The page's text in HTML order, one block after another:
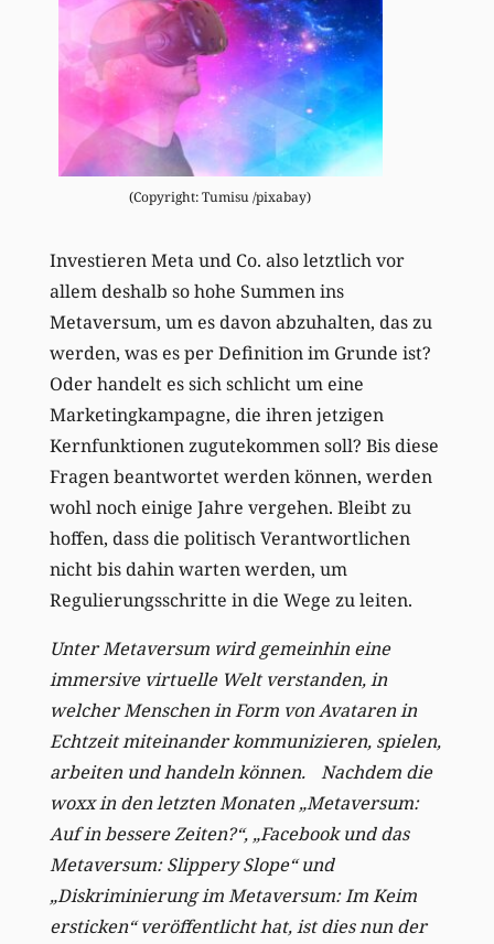
(Copyright: Tumisu /pixabay)
Investieren Meta und Co. also letztlich vor
allem deshalb so hohe Summen ins
Metaversum, um es davon abzuhalten, das zu
werden, was es per Definition im Grunde ist?
Oder handelt es sich schlicht um eine
Marketingkampagne, die ihren jetzigen
Kernfunktionen zugutekommen soll? Bis diese
Fragen beantwortet werden können, werden
wohl noch einige Jahre vergehen. Bleibt zu
hoffen, dass die politisch Verantwortlichen
nicht bis dahin warten werden, um
Regulierungsschritte in die Wege zu leiten.
Unter Metaversum wird gemeinhin eine
immersive virtuelle Welt verstanden, in
welcher Menschen in Form von Avataren in
Echtzeit miteinander kommunizieren, spielen,
arbeiten und handeln können. Nachdem die
woxx in den letzten Monaten „Metaversum:
Auf in bessere Zeiten?“, „Facebook und das
Metaversum: Slippery Slope“ und
„Diskriminierung im Metaversum: Im Keim
ersticken“ veröffentlicht hat, ist dies nun der